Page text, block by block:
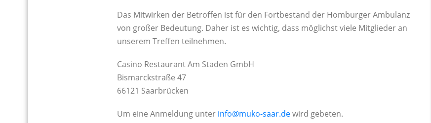
Das Mitwirken der Betroffen ist für den Fortbestand der Homburger Ambulanz
von großer Bedeutung. Daher ist es wichtig, dass möglichst viele Mitglieder an
unserem Treffen teilnehmen.
Casino Restaurant Am Staden GmbH
Bismarckstraße 47
66121 Saarbrücken
Um eine Anmeldung unter info@muko-saar.dewird gebeten.